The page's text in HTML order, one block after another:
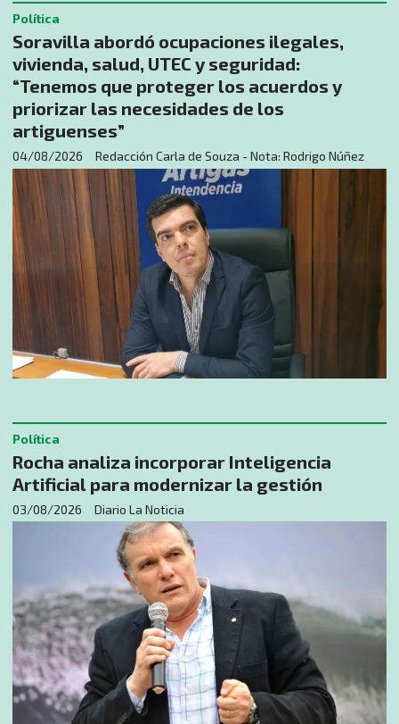
Soravilla abordó ocupaciones ilegales,
vivienda, salud, UTEC y seguridad:
“Tenemos que proteger los acuerdos y
priorizar las necesidades de los
artiguenses”
Redacción Carla de Souza - Nota: Rodrigo Núñez
Política
04/08/2026
Rocha analiza incorporar Inteligencia
Artificial para modernizar la gestión
Diario La Noticia
Política
03/08/2026